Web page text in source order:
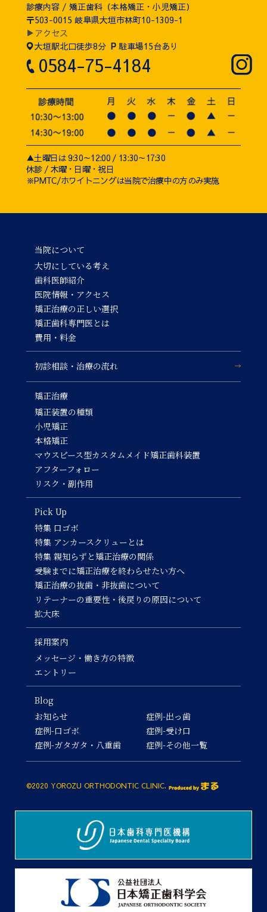
診療内容 / 矯正歯科（本格矯正・小児矯正）
〒503-0015 岐阜県大垣市林町10-1309-1
▶アクセス
大垣駅北口徒歩8分 P 駐車場15台あり
0584-75-4184
▲土曜日は 9:30～12:00 / 13:30～17:30
休診 / 木曜・日曜・祝日
※PMTC/ホワイトニングは当院で治療中の方のみ実施
当院について
大切にしている考え
歯科医師紹介
医院情報・アクセス
矯正治療の正しい選択
矯正歯科専門医とは
費用・料金
初診相談・治療の流れ
矯正治療
矯正装置の種類
小児矯正
本格矯正
マウスピース型カスタムメイド矯正歯科装置
アフターフォロー
リスク・副作用
Pick Up
特集 口ゴボ
特集 アンカースクリューとは
特集 親知らずと矯正治療の関係
受験までに矯正治療を終わらせたい方へ
矯正治療の抜歯・非抜歯について
リテーナーの重要性・後戻りの原因について
拡大床
採用案内
メッセージ・働き方の特徴
エントリー
Blog
お知らせ
症例-口ゴボ
症例-ガタガタ・八重歯
症例-出っ歯
症例-受け口
症例-その他一覧
©2020 YOROZU ORTHODONTIC CLINIC.